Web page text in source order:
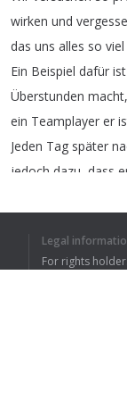
wirken und
das uns alles so viel
Ein Beispiel dafür ist
Überstunden macht,
ein Teamplayer er
Jeden Tag später
jedoch dazu dass
Zeit zum
Das führt dazu,
Legal
For rights